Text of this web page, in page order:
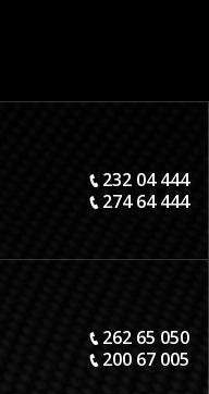
232 04 444
274 64 444
262 65 050
200 67 005